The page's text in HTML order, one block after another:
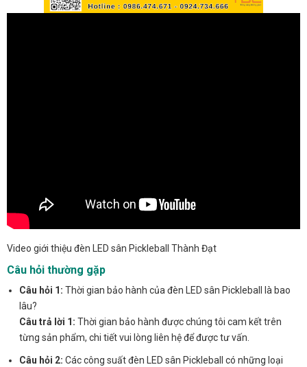
Video giới thiệu đèn LED sân Pickleball Thành Đạt
Câu hỏi thường gặp
Câu hỏi 1: Thời gian bảo hành của đèn LED sân Pickleball là bao
lâu?
Câu trả lời 1: Thời gian bảo hành được chúng tôi cam kết trên
từng sản phẩm, chi tiết vui lòng liên hệ để được tư vấn.
Câu hỏi 2: Các công suất đèn LED sân Pickleball có những loại